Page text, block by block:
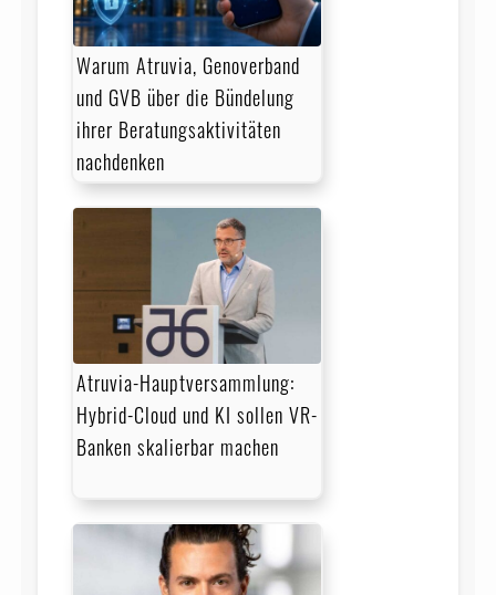
Warum Atruvia, Genoverband
und GVB über die Bündelung
ihrer Beratungsaktivitäten
nachdenken
Atruvia-Hauptversammlung:
Hybrid-Cloud und KI sollen VR-
Banken skalierbar machen